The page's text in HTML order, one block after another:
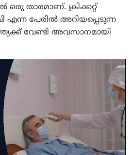
താരമാണ്. ക്രിക്കറ്റ്
എന്ന പേരിൽ അറിയപ്പെടുന്ന
വേണ്ടി അവസാനമായി